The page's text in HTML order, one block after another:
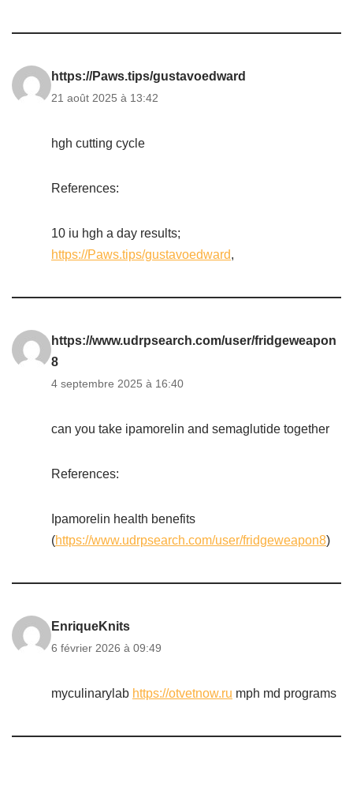
https://Paws.tips/gustavoedward
21 août 2025 à 13:42
hgh cutting cycle
References:
10 iu hgh a day results;
https://Paws.tips/gustavoedward,
https://www.udrpsearch.com/user/fridgeweapon
8
4 septembre 2025 à 16:40
can you take ipamorelin and semaglutide together
References:
Ipamorelin health benefits
(https://www.udrpsearch.com/user/fridgeweapon8)
EnriqueKnits
6 février 2026 à 09:49
myculinarylab https://otvetnow.ru mph md programs